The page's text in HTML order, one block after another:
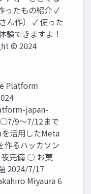
ったもの紹介 ✓
ん作） ✓ 使った
験できますよ！
© 2024
Platform
japan-
9～7/12まで
活用したMeta
作るハッカソン
完備 ○ お菓
2024/7/17
Miyaura 6